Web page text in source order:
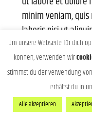
minim veniam,
laboris nisi ut
Duis aute irure
velit esse cillum
Excepteur sint
sunt in culpa qui
est laborum.
Um unsere Webseite für dich
können, verwenden wir
stimmst du der Verwendung
erhältst du in
Alle akzeptieren